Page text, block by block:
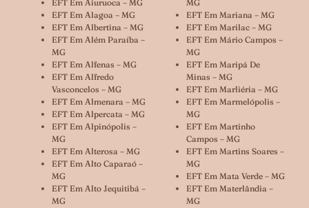
EFT Em Aiuruoca – MG
EFT Em Alagoa – MG
EFT Em Albertina – MG
EFT Em Além Paraíba –
MG
EFT Em Alfenas – MG
EFT Em Alfredo
Vasconcelos – MG
EFT Em Almenara – MG
EFT Em Alpercata – MG
EFT Em Alpinópolis –
MG
EFT Em Alterosa – MG
EFT Em Alto Caparaó –
MG
EFT Em Alto Jequitibá –
MG
MG
EFT Em Mariana – MG
EFT Em Marilac – MG
EFT Em Mário Campos –
MG
EFT Em Maripá De
Minas – MG
EFT Em Marliéria – MG
EFT Em Marmelópolis –
MG
EFT Em Martinho
Campos – MG
EFT Em Martins Soares –
MG
EFT Em Mata Verde – MG
EFT Em Materlândia –
MG